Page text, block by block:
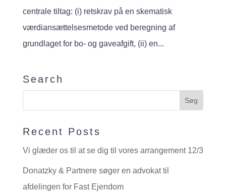
centrale tiltag: (i) retskrav på en skematisk
værdiansættelsesmetode ved beregning af
grundlaget for bo- og gaveafgift, (ii) en...
Search
Recent Posts
Vi glæder os til at se dig til vores arrangement 12/3
Donatzky & Partnere søger en advokat til
afdelingen for Fast Ejendom